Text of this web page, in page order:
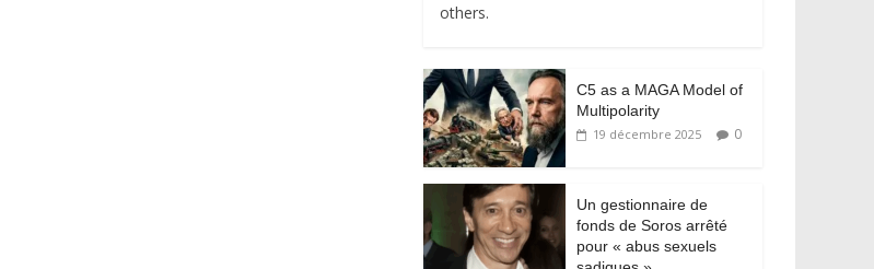
others.
C5 as a MAGA Model of
Multipolarity
19 décembre 2025 0
Un gestionnaire de
fonds de Soros arrêté
pour « abus sexuels